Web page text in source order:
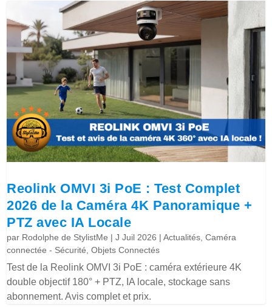
Reolink OMVI 3i PoE : Test Complet
2026 de la Caméra 4K Panoramique +
PTZ avec IA Locale
par Rodolphe de StylistMe |J Juil 2026 |Actualités ,Caméra
connectée - Sécurité ,Objets Connectés
Test de la Reolink OMVI 3i PoE : caméra extérieure 4K
double objectif 180° + PTZ, IA locale, stockage sans
abonnement. Avis complet et prix.